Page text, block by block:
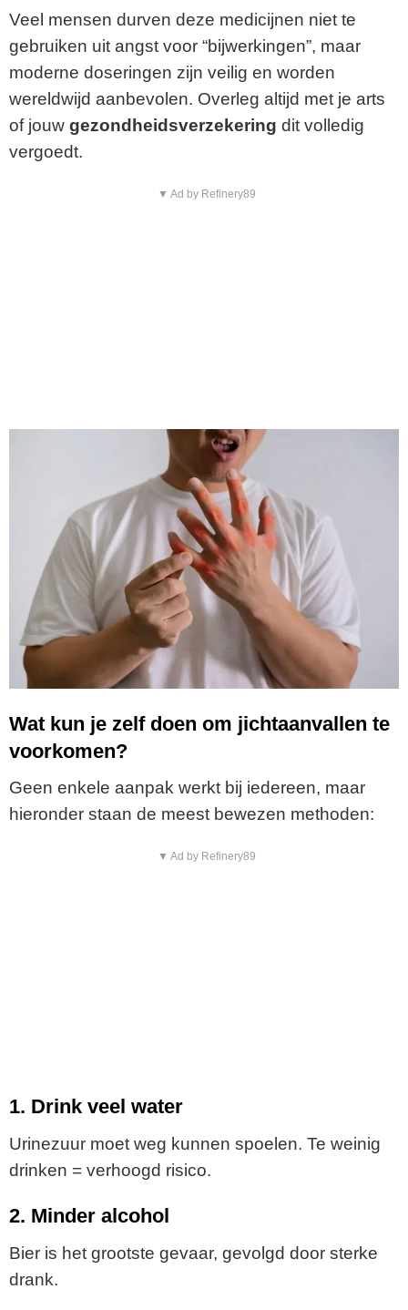
Veel mensen durven deze medicijnen niet te
gebruiken uit angst voor “bijwerkingen”, maar
moderne doseringen zijn veilig en worden
wereldwijd aanbevolen. Overleg altijd met je arts
of jouw gezondheidsverzekering dit volledig
vergoedt.
▼ Ad by Refinery89
Wat kun je zelf doen om jichtaanvallen te
voorkomen?
Geen enkele aanpak werkt bij iedereen, maar
hieronder staan de meest bewezen methoden:
▼ Ad by Refinery89
1. Drink veel water
Urinezuur moet weg kunnen spoelen. Te weinig
drinken = verhoogd risico.
2. Minder alcohol
Bier is het grootste gevaar, gevolgd door sterke
drank.